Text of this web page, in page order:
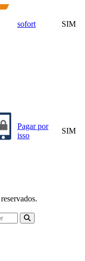
sofort SIM
Pagar por
isso
SIM